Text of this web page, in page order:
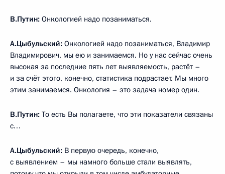
В.Путин: Онкологией надо позаниматься.
А.Цыбульский: Онкологией надо позаниматься, Владимир
Владимирович, мы ею и занимаемся. Но у нас сейчас очень
высокая за последние пять лет выявляемость, растёт –
и за счёт этого, конечно, статистика подрастает. Мы много
этим занимаемся. Онкология – это задача номер один.
В.Путин: То есть Вы полагаете, что эти показатели связаны
с…
А.Цыбульский: В первую очередь, конечно,
с выявлением – мы намного больше стали выявлять,